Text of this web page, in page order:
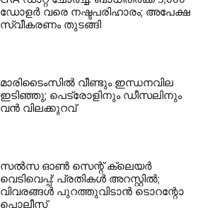
ഡോളർ വരെ നഷ്ടപരിഹാരം; അപേക്ഷ
സ്വീകരണം തുടങ്ങി
മാരിടൈംസിൽ വീണ്ടും ഇന്ധനവില
ഇടിഞ്ഞു; പെട്രോളിനും ഡീസലിനും
വൻ വിലക്കുറവ്
സൽസ ഓൺ സെന്റ് ക്ലെയർ
വെടിവെപ്പ്: പ്രതികൾ അറസ്റ്റിൽ;
വിവരങ്ങൾ പുറത്തുവിടാൻ ടൊറന്റോ
പൊലീസ്